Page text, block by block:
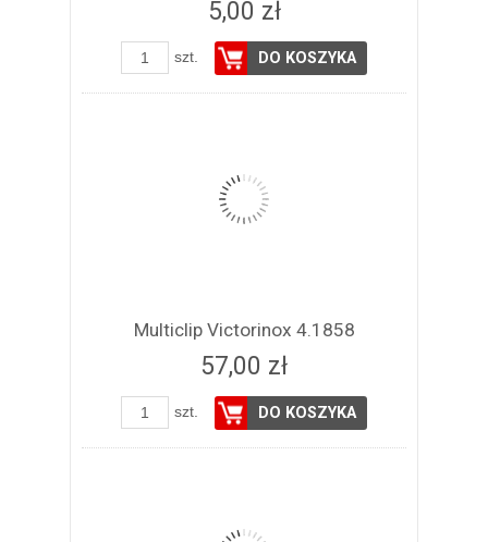
5,00 zł
szt. DO KOSZYKA
Multiclip Victorinox 4.1858
57,00 zł
szt. DO KOSZYKA